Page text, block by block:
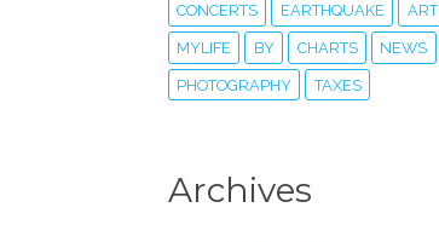
CONCERTS EARTHQUAKE ART
MYLIFE BY CHARTS NEWS
PHOTOGRAPHY TAXES
Archives